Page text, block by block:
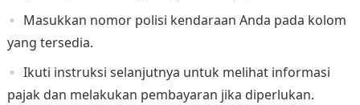
Masukkan nomor polisi kendaraan Anda pada kolom
yang tersedia.
Ikuti instruksi selanjutnya untuk melihat informasi
pajak dan melakukan pembayaran jika diperlukan.